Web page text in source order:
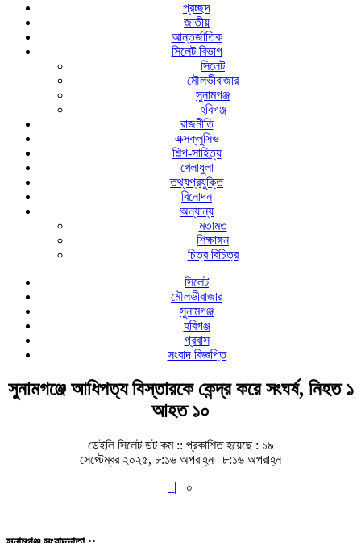
প্রচ্ছদ
জাতীয়
আন্তর্জাতিক
সিলেট বিভাগ
সিলেট
মৌলভীবাজার
সুনামগঞ্জ
হবিগঞ্জ
রাজনীতি
এক্সক্লুসিভ
শিল্প-সাহিত্য
খেলাধুলা
তথ্যপ্রযুক্তি
বিনোদন
অন্যান্য
মতামত
শিক্ষাঙ্গন
চিত্র বিচিত্র
সিলেট
মৌলভীবাজার
সুনামগঞ্জ
হবিগঞ্জ
প্রবাস
সংবাদ বিজ্ঞপ্তি
সুনামগঞ্জে আধিপত্য বিস্তারকে কেন্দ্র করে সংঘর্ষ, নিহত ১
আহত ১০
ডেইলি সিলেট ডট কম :: প্রকাশিত হয়েছে : ১৯
সেপ্টেম্বর ২০২৫, ৮:১৬ অপরাহ্ন | ৮:১৬ অপরাহ্ন
|
০